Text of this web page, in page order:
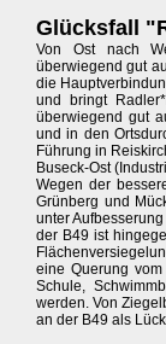
Glücksfall
Von Ost nach
überwiegend gut
die
und bringt
überwiegend gut
und in den
Führung in
Buseck-Ost
Wegen der
Grünberg und
unter
der B49 ist
eine Querung
Schule,
werden. Von
an der B49 als